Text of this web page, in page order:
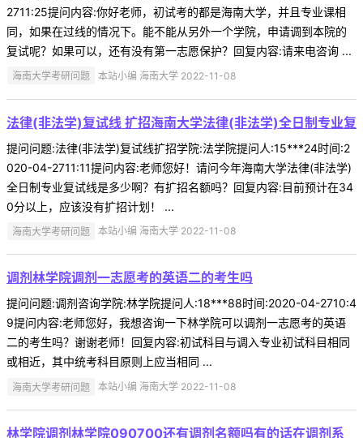
2711:25提问内容:你好老师，初试考的都是海南大学，并且专业课相
同，如果在过线的情况下。能不能从另外一个学院，申请调到本院的
复试呢？如果可以，还有没有第一志愿保护？回复内容:请来电咨询 ...
海南大学考研问题 本站小编 海南大学 2022-11-08
法律(非法学)复试线 扩招海南大学法律(非法学)全日制专业复
提问问题:法律(非法学)复试线扩招学院:法学院提问人:15***24时间:2
020-04-2711:11提问内容:老师您好！请问今年海南大学法律(非法学)
全日制专业复试线是多少啊？有扩招名额吗？回复内容:目前预计在34
0分以上，应该没有扩招计划！ ...
海南大学考研问题 本站小编 海南大学 2022-11-08
调剂林学院调剂一志愿考的英语二的考生吗
提问问题:调剂咨询学院:林学院提问人:18***88时间:2020-04-2710:4
9提问内容:老师您好，我想咨询一下林学院可以调剂一志愿考的英语
二的考生吗？谢谢老师！回复内容:初试科目与调入专业初试科目相同
或相近，其中统考科目原则上应当相同 ...
海南大学考研问题 本站小编 海南大学 2022-11-08
林学院调剂林学院090700还有调剂名额吗有的话在调剂系